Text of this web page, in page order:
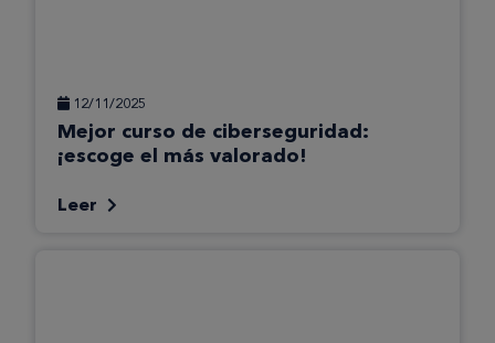
12/11/2025
Mejor curso de ciberseguridad:
¡escoge el más valorado!
Leer